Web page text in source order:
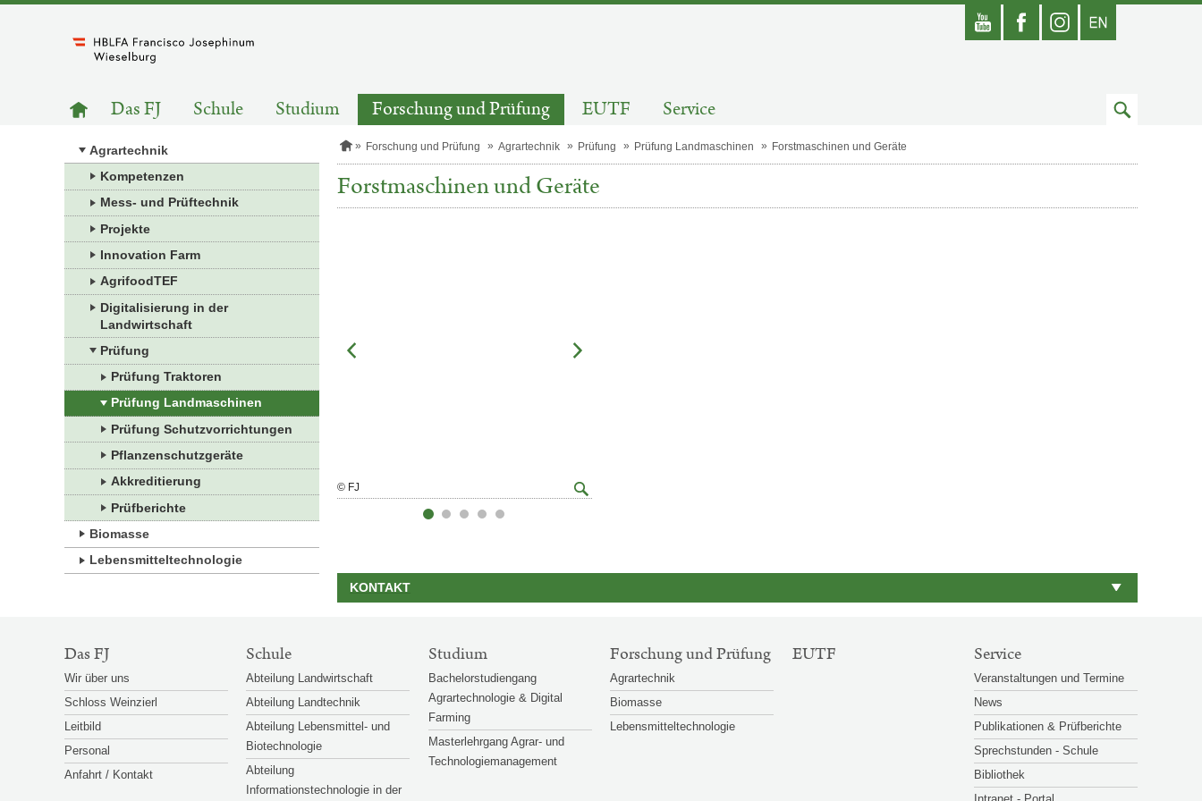
Youtube FacebookInstagram
HAUPTNAVIGATION
Zur
Startseite
Das FJ Schule Studium Forschung und Prüfung EUTF Service
Zum
Agrartechnik
Kompetenzen
Mess- und Prüftechnik
Projekte
Innovation Farm
AgrifoodTEF
Digitalisierung in der
Landwirtschaft
Prüfung
Prüfung Traktoren
Prüfung Landmaschinen
Prüfung Schutzvorrichtungen
Pflanzenschutzgeräte
Akkreditierung
Prüfberichte
Biomasse
Lebensmitteltechnologie
S
Forschung und Prüfung Agrartechnik Prüfung Prüfung Landmaschinen Forstmaschinen und Geräte
Forstmaschinen und Geräte
Großansicht
© FJ
Großansicht
öffnen
KONTAKT
SITEMAP-
NAVIGATION
Das FJ
Wir über uns
Schloss Weinzierl
Leitbild
Personal
Anfahrt / Kontakt
Schule
Abteilung Landwirtschaft
Abteilung Landtechnik
Abteilung Lebensmittel- und
Biotechnologie
Abteilung
Informationstechnologie in der
Studium
Bachelorstudiengang
Agrartechnologie & Digital
Farming
Masterlehrgang Agrar- und
Technologiemanagement
Forschung und Prüfung
Agrartechnik
Biomasse
Lebensmitteltechnologie
EUTF Service
Veranstaltungen und Termine
News
Publikationen & Prüfberichte
Sprechstunden - Schule
Bibliothek